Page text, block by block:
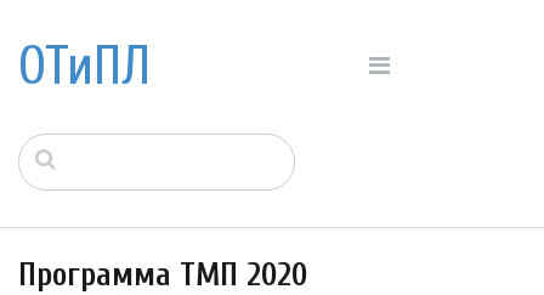
ОТиПЛ
Программа ТМП 2020